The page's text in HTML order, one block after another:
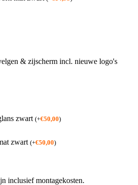
& zijscherm incl. nieuwe logo's
zwart (+€50,00)
zwart (+€50,00)
inclusief montagekosten.